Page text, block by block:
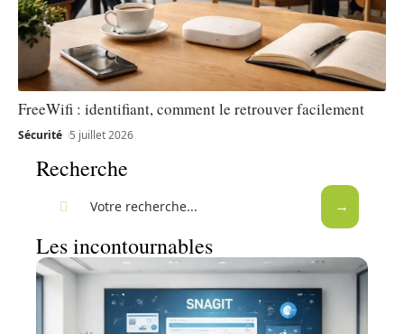
FreeWifi : identifiant, comment le retrouver facilement
Sécurité 5 juillet 2026
Recherche
Les incontournables